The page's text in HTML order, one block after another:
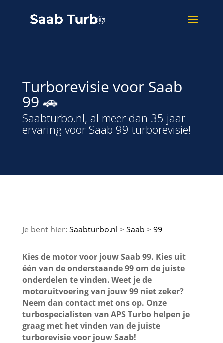
Turborevisie voor Saab
99 🚗
Saabturbo.nl, al meer dan 35 jaar
ervaring voor Saab 99 turborevisie!
Saabturbo.nl Saab 99
Kies de motor voor jouw Saab 99. Kies uit
één van de onderstaande 99 om de juiste
onderdelen te vinden. Weet je de
motoruitvoering van jouw 99 niet zeker?
Neem dan contact met ons op. Onze
turbospecialisten van APS Turbo helpen je
graag met het vinden van de juiste
turborevisie voor jouw Saab!